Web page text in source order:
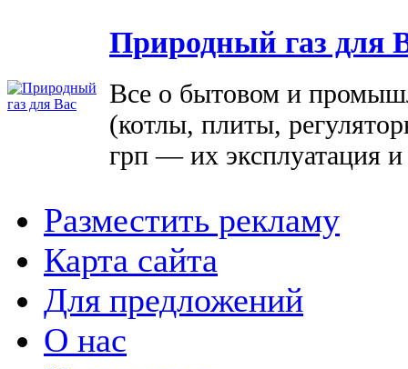
Природный газ для
Все о бытовом и
(котлы, плиты,
грп — их эксплуатация
Разместить рекламу
Карта сайта
Для предложений
О нас